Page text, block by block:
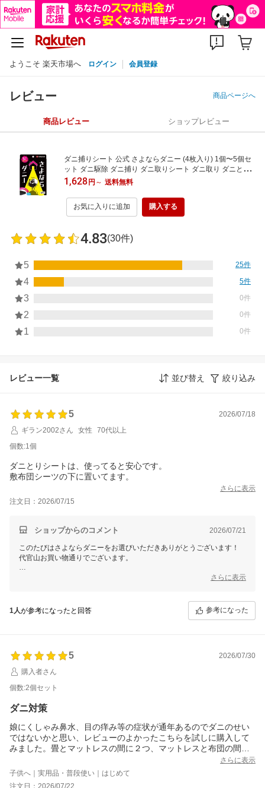
ようこそ 楽天市場へ ログイン 会員登録
レビュー 商品ページへ
商品レビュー ショップレビュー
ダニ捕りシート 公式 さよならダニー (4枚入り) 1個〜5個セ
ット ダニ駆除 ダニ捕り ダニ取りシート ダニ取り ダニとり
ソファ 布団 枕 ベッド 敷布団 タンス 収納ボックス 畳 カーペ
ット ダニ捕獲 ダニ dani シート ダニ退治 ダニ対策 ダニ除け
掃除 リベルタ
1,628円 ～ 送料無料
お気に入りに追加 購入する
4.83(30件)
5 25件
4 5件
3 0件
2 0件
1 0件
レビュー一覧 並び替え 絞り込み
5
2026/07/18
ギラン2002さん
女性
70代以上
個数:1個
ダニとりシートは、使ってると安心です。
さらに表示
注文日：2026/07/15
ショップからのコメント 2026/07/21
このたびはさよならダニーをお選びいただきありがとうございます！
代官山お買い物通りでございます。
またのご利用を心よりお待ちしております。
さらに表示
1人が参考になったと回答 参考になった
5
2026/07/30
購入者さん
個数:2個セット
ダニ対策
娘にくしゃみ鼻水、目の痒み等の症状が通年あるのでダニのせい
ではないかと思い、レビューのよかったこちらを試しに購入して
みました。畳とマットレスの間に２つ、マットレスと布団の間に
１つ、枕の下に１つ置いてみました。数日後、娘曰くなんとなく
症状が軽くなった気がするとの事！正直、驚きです…。効果は目
には見えませんが、今後もリピします！ダニ対策の商品は高い物
さらに表示
子供へ｜実用品・普段使い｜はじめて
注文日：2026/07/22